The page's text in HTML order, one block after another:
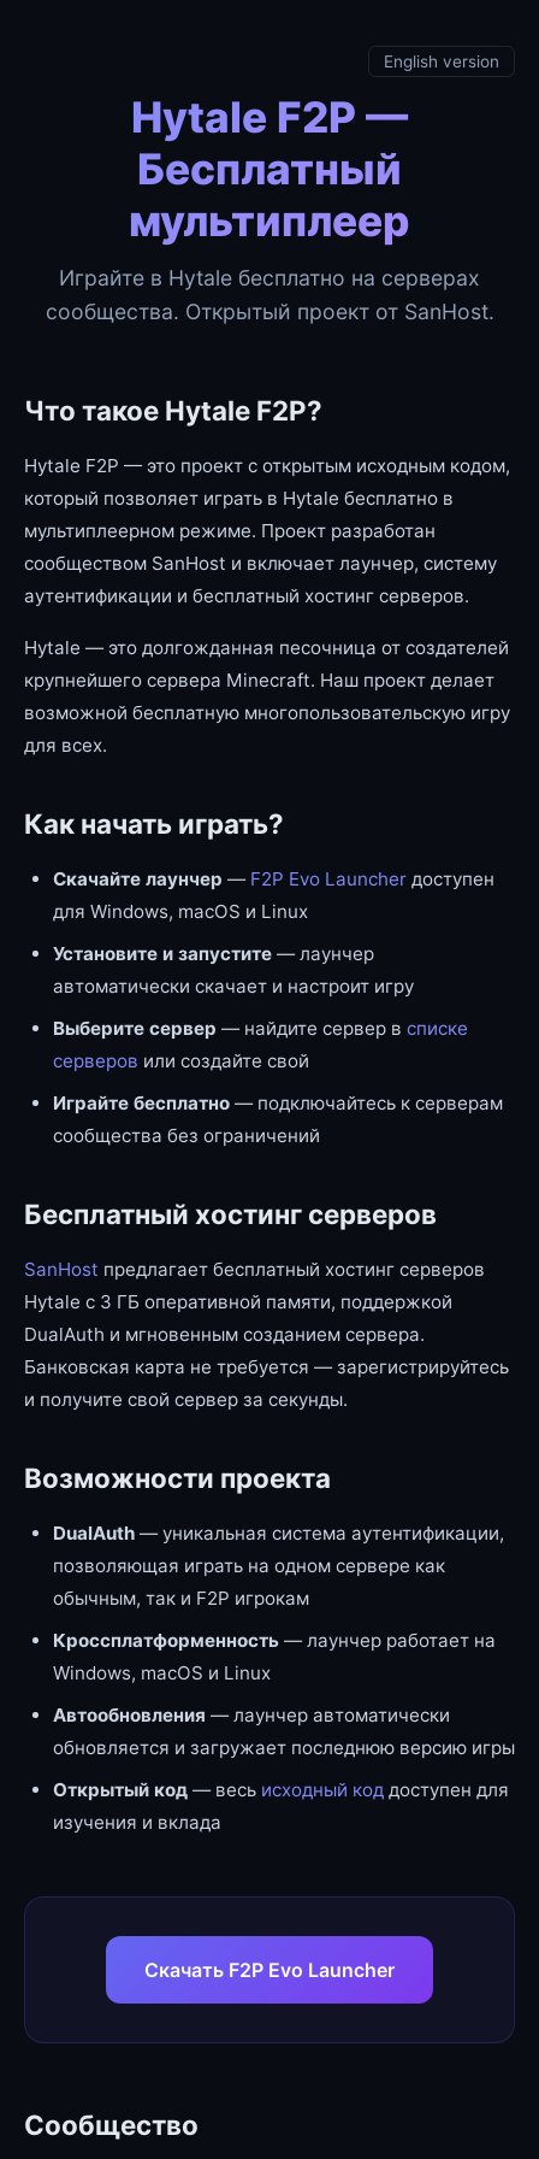
English version
Hytale F2P —
Бесплатный
мультиплеер
Играйте в Hytale бесплатно на серверах
сообщества. Открытый проект от SanHost.
Что такое Hytale F2P?
Hytale F2P — это проект с открытым исходным кодом,
который позволяет играть в Hytale бесплатно в
мультиплеерном режиме. Проект разработан
сообществом SanHost и включает лаунчер, систему
аутентификации и бесплатный хостинг серверов.
Hytale — это долгожданная песочница от создателей
крупнейшего сервера Minecraft. Наш проект делает
возможной бесплатную многопользовательскую игру
для всех.
Как начать играть?
Скачайте лаунчер — F2P Evo Launcher доступен
для Windows, macOS и Linux
Установите и запустите — лаунчер
автоматически скачает и настроит игру
Выберите сервер — найдите сервер в списке
серверов или создайте свой
Играйте бесплатно — подключайтесь к серверам
сообщества без ограничений
Бесплатный хостинг серверов
SanHost предлагает бесплатный хостинг серверов
Hytale с 3 ГБ оперативной памяти, поддержкой
DualAuth и мгновенным созданием сервера.
Банковская карта не требуется — зарегистрируйтесь
и получите свой сервер за секунды.
Возможности проекта
DualAuth — уникальная система аутентификации,
позволяющая играть на одном сервере как
обычным, так и F2P игрокам
Кроссплатформенность — лаунчер работает на
Windows, macOS и Linux
Автообновления — лаунчер автоматически
обновляется и загружает последнюю версию игры
Открытый код — весь исходный код доступен для
изучения и вклада
Скачать F2P Evo Launcher
Сообщество